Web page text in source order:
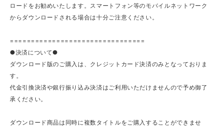
ロードをお勧めいたします。スマートフォン等のモバイルネットワーク
からダウンロードされる場合は十分ご注意ください。
================================
●決済について●
ダウンロード版のご購入は、クレジットカード決済のみとなっておりま
す。
代金引換決済や銀行振り込み決済はご利用いただけませんので予め御了
承ください。
ダウンロード商品は同時に複数タイトルをご購入することができませ